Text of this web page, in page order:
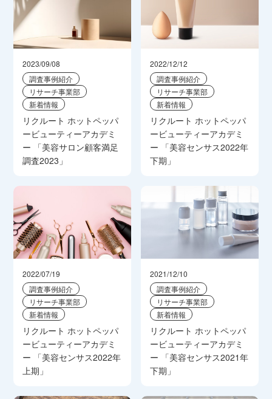
2023/09/08
調査事例紹介
リサーチ事業部
新着情報
リクルート ホットペッパ
ービューティーアカデミ
ー 「美容サロン顧客満足
調査2023」
2022/12/12
調査事例紹介
リサーチ事業部
新着情報
リクルート ホットペッパ
ービューティーアカデミ
ー 「美容センサス2022年
下期」
2022/07/19
調査事例紹介
リサーチ事業部
新着情報
リクルート ホットペッパ
ービューティーアカデミ
ー 「美容センサス2022年
上期」
2021/12/10
調査事例紹介
リサーチ事業部
新着情報
リクルート ホットペッパ
ービューティーアカデミ
ー 「美容センサス2021年
下期」